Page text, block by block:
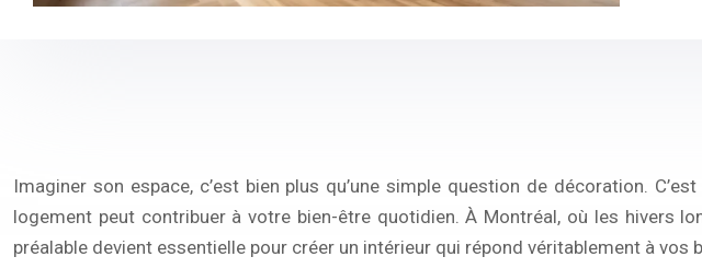
Imaginer son espace, c’est bien plus qu’une simple question de décoration.
logement peut contribuer à votre bien-être quotidien. À Montréal, où les hivers
préalable devient essentielle pour créer un intérieur qui répond véritablement à vos